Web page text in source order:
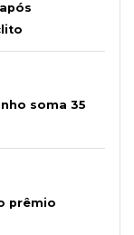
soma 35
prêmio